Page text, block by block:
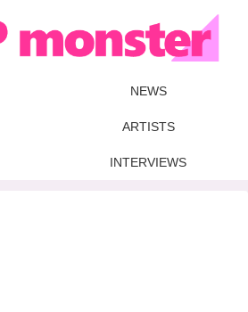
NEWS
ARTISTS
INTERVIEWS